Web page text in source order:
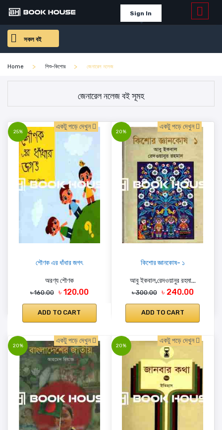
Sign In
সকল বই
Home শিশু-কিশোর জেনারেল নলেজ
জেনারেল নলেজ বই সূমহ
25%
একটু পড়ে দেখুন
শৌণক এর ধাঁধার জগৎ
অরণ্য শৌণক
৳ 160.00 ৳ 120.00
ADD TO CART
20%
একটু পড়ে দেখুন
কিশোর জ্ঞানকোষ- ১
আবু ইকবাল,রেদওয়ানুর রহমা...
৳ 300.00 ৳ 240.00
ADD TO CART
20%
একটু পড়ে দেখুন
20%
একটু পড়ে দেখুন